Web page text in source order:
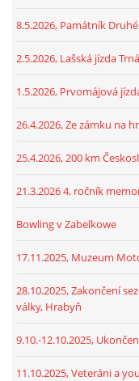
8.5.2026, Památník
2.5.2026, Lašská jízda
1.5.2026, Prvomájová
26.4.2026, Ze zámku na
25.4.2026, 200 km
21.3.2026 4. ročník
Bowling v Zabelkowe
17.11.2025, Muzeum
28.10.2025, Zakončení
války, Hrabyň
9.10.-12.10.2025,
11.10.2025, Veteráni a